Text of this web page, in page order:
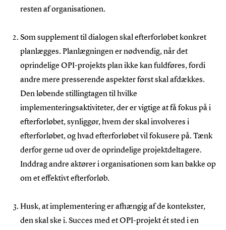
resten af organisationen.
Som supplement til dialogen skal efterforløbet konkret
planlægges. Planlægningen er nødvendig, når det
oprindelige OPI-projekts plan ikke kan fuldføres, fordi
andre mere presserende aspekter først skal afdækkes.
Den løbende stillingtagen til hvilke
implementeringsaktiviteter, der er vigtige at få fokus på i
efterforløbet, synliggør, hvem der skal involveres i
efterforløbet, og hvad efterforløbet vil fokusere på. Tænk
derfor gerne ud over de oprindelige projektdeltagere.
Inddrag andre aktører i organisationen som kan bakke op
om et effektivt efterforløb.
Husk, at implementering er afhængig af de kontekster,
den skal ske i. Succes med et OPI-projekt ét sted i en